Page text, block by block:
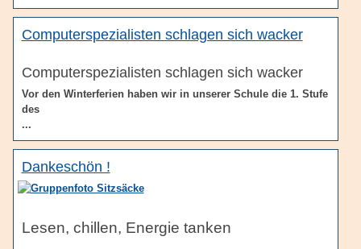
Computerspezialisten schlagen sich wacker
Computerspezialisten schlagen sich wacker
Vor den Winterferien haben wir in unserer Schule die 1. Stufe
des
...
Dankeschön !
Lesen, chillen, Energie tanken